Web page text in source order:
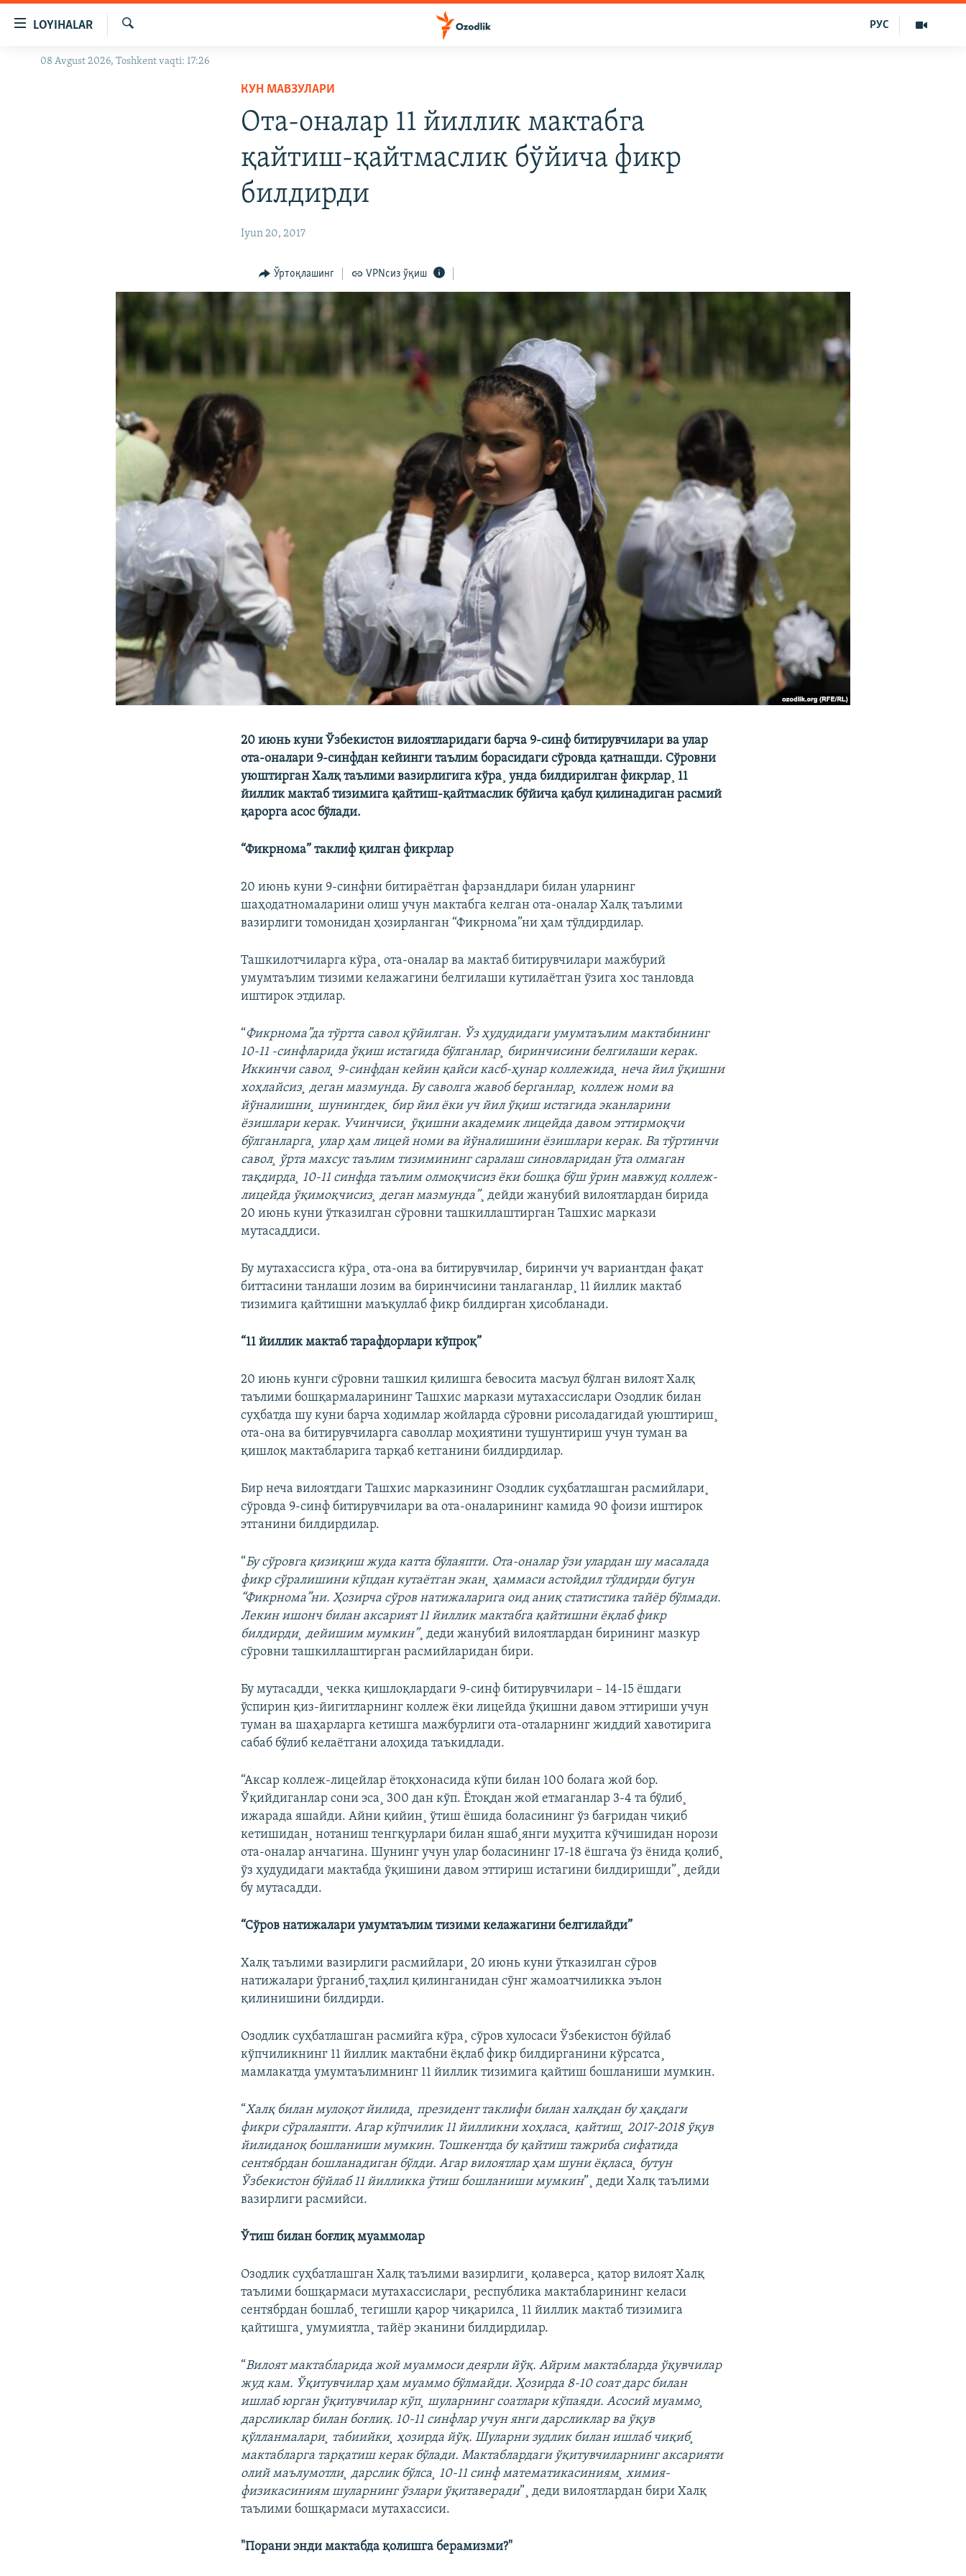
Бош
LOYIHALAR
OZODLIK SURISHTIRUVLARI
Излаш
РУС
08 Avgust 2026, Toshkent vaqti: 17:26
КУН МАВЗУЛАРИ
Ота-оналар 11 йиллик мактабга
қайтиш-қайтмаслик бўйича фикр
билдирди
Iyun 20, 2017
Ўртоқлашинг VPNсиз ўқиш
20 июнь куни Ўзбекистон вилоятларидаги барча 9-синф битирувчилари ва улар
ота-оналари 9-синфдан кейинги таълим борасидаги сўровда қатнашди. Сўровни
уюштирган Халқ таълими вазирлигига кўра¸ унда билдирилган фикрлар¸ 11
йиллик мактаб тизимига қайтиш-қайтмаслик бўйича қабул қилинадиган расмий
қарорга асос бўлади.
“Фикрнома” таклиф қилган фикрлар
20 июнь куни 9-синфни битираëтган фарзандлари билан уларнинг
шаҳодатномаларини олиш учун мактабга келган ота-оналар Халқ таълими
вазирлиги томонидан ҳозирланган “Фикрнома”ни ҳам тўлдирдилар.
Ташкилотчиларга кўра¸ ота-оналар ва мактаб битирувчилари мажбурий
умумтаълим тизими келажагини белгилаши кутилаëтган ўзига хос танловда
иштирок этдилар.
“Фикрнома”да тўртта савол қўйилган. Ўз ҳудудидаги умумтаълим мактабининг
10-11 -синфларида ўқиш истагида бўлганлар¸ биринчисини белгилаши керак.
Иккинчи савол¸ 9-синфдан кейин қайси касб-ҳунар коллежида¸ неча йил ўқишни
хоҳлайсиз¸ деган мазмунда. Бу саволга жавоб берганлар¸ коллеж номи ва
йўналишни¸ шунингдек¸ бир йил ëки уч йил ўқиш истагида эканларини
ëзишлари керак. Учинчиси¸ ўқишни академик лицейда давом эттирмоқчи
бўлганларга¸ улар ҳам лицей номи ва йўналишини ëзишлари керак. Ва тўртинчи
савол¸ ўрта махсус таълим тизимининг саралаш синовларидан ўта олмаган
тақдирда¸ 10-11 синфда таълим олмоқчисиз ëки бошқа бўш ўрин мавжуд коллеж-
лицейда ўқимоқчисиз¸ деган мазмунда”¸ дейди жанубий вилоятлардан бирида
20 июнь куни ўтказилган сўровни ташкиллаштирган Ташхис маркази
мутасаддиси.
Бу мутахассисга кўра¸ ота-она ва битирувчилар¸ биринчи уч вариантдан фақат
биттасини танлаши лозим ва биринчисини танлаганлар¸ 11 йиллик мактаб
тизимига қайтишни маъқуллаб фикр билдирган ҳисобланади.
“11 йиллик мактаб тарафдорлари кўпроқ”
20 июнь кунги сўровни ташкил қилишга бевосита масъул бўлган вилоят Халқ
таълими бошқармаларининг Ташхис маркази мутахассислари Озодлик билан
суҳбатда шу куни барча ходимлар жойларда сўровни рисоладагидай уюштириш¸
ота-она ва битирувчиларга саволлар моҳиятини тушунтириш учун туман ва
қишлоқ мактабларига тарқаб кетганини билдирдилар.
Бир неча вилоятдаги Ташхис марказининг Озодлик суҳбатлашган расмийлари¸
сўровда 9-синф битирувчилари ва ота-оналарининг камида 90 фоизи иштирок
этганини билдирдилар.
“Бу сўровга қизиқиш жуда катта бўлаяпти. Ота-оналар ўзи улардан шу масалада
фикр сўралишини кўпдан кутаëтган экан¸ ҳаммаси астойдил тўлдирди бугун
“Фикрнома”ни. Ҳозирча сўров натижаларига оид аниқ статистика тайëр бўлмади.
Лекин ишонч билан аксарият 11 йиллик мактабга қайтишни ëқлаб фикр
билдирди¸ дейишим мумкин”¸ деди жанубий вилоятлардан бирининг мазкур
сўровни ташкиллаштирган расмийларидан бири.
Бу мутасадди¸ чекка қишлоқлардаги 9-синф битирувчилари – 14-15 ëшдаги
ўспирин қиз-йигитларнинг коллеж ëки лицейда ўқишни давом эттириши учун
туман ва шаҳарларга кетишга мажбурлиги ота-оталарнинг жиддий хавотирига
сабаб бўлиб келаëтгани алоҳида таъкидлади.
“Аксар коллеж-лицейлар ëтоқхонасида кўпи билан 100 болага жой бор.
Ўқийдиганлар сони эса¸ 300 дан кўп. Ëтоқдан жой етмаганлар 3-4 та бўлиб¸
ижарада яшайди. Айни қийин¸ ўтиш ëшида боласининг ўз бағридан чиқиб
кетишидан¸ нотаниш тенгқурлари билан яшаб¸янги муҳитга кўчишидан норози
ота-оналар анчагина. Шунинг учун улар боласининг 17-18 ëшгача ўз ëнида қолиб¸
ўз ҳудудидаги мактабда ўқишини давом эттириш истагини билдиришди”¸ дейди
бу мутасадди.
“Сўров натижалари умумтаълим тизими келажагини белгилайди”
Халқ таълими вазирлиги расмийлари¸ 20 июнь куни ўтказилган сўров
натижалари ўрганиб¸таҳлил қилинганидан сўнг жамоатчиликка эълон
қилинишини билдирди.
Озодлик суҳбатлашган расмийга кўра¸ сўров хулосаси Ўзбекистон бўйлаб
кўпчиликнинг 11 йиллик мактабни ëқлаб фикр билдирганини кўрсатса¸
мамлакатда умумтаълимнинг 11 йиллик тизимига қайтиш бошланиши мумкин.
“Халқ билан мулоқот йилида¸ президент таклифи билан халқдан бу ҳақдаги
фикри сўралаяпти. Агар кўпчилик 11 йилликни хоҳласа¸ қайтиш¸ 2017-2018 ўқув
йилиданоқ бошланиши мумкин. Тошкентда бу қайтиш тажриба сифатида
сентябрдан бошланадиган бўлди. Агар вилоятлар ҳам шуни ëқласа¸ бутун
Ўзбекистон бўйлаб 11 йилликка ўтиш бошланиши мумкин”¸ деди Халқ таълими
вазирлиги расмийси.
Ўтиш билан боғлиқ муаммолар
Озодлик суҳбатлашган Халқ таълими вазирлиги¸ қолаверса¸ қатор вилоят Халқ
таълими бошқармаси мутахассислари¸ республика мактабларининг келаси
сентябрдан бошлаб¸ тегишли қарор чиқарилса¸ 11 йиллик мактаб тизимига
қайтишга¸ умумиятла¸ тайëр эканини билдирдилар.
“Вилоят мактабларида жой муаммоси деярли йўқ. Айрим мактабларда ўқувчилар
жуд кам. Ўқитувчилар ҳам муаммо бўлмайди. Ҳозирда 8-10 соат дарс билан
ишлаб юрган ўқитувчилар кўп¸ шуларнинг соатлари кўпаяди. Асосий муаммо¸
дарсликлар билан боғлиқ. 10-11 синфлар учун янги дарсликлар ва ўқув
қўлланмалари¸ табиийки¸ ҳозирда йўқ. Шуларни зудлик билан ишлаб чиқиб¸
мактабларга тарқатиш керак бўлади. Мактаблардаги ўқитувчиларнинг аксарияти
олий маълумотли¸ дарслик бўлса¸ 10-11 синф математикасиниям¸ химия-
физикасиниям шуларнинг ўзлари ўқитаверади”¸ деди вилоятлардан бири Халқ
таълими бошқармаси мутахассиси.
"Порани энди мактабда қолишга берамизми?"